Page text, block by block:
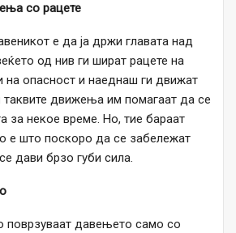
со рацете
е да ја држи главата над
од нив ги шират рацете на
на опасност и наеднаш ги движат
таквите движења им помагаат да се
за некое време. Но, тие бараат
е што поскоро да се забележат
дави брзо губи сила.
поврзуваат давењето само со